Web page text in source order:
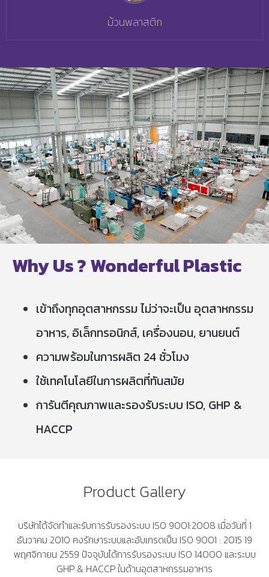
ม้วนพลาสติก
Why Us ? Wonderful Plastic
เข้าถึงทุกอุตสาหกรรม ไม่ว่าจะเป็น อุตสาหกรรม
อาหาร, อิเล็กทรอนิกส์, เครื่องนอน, ยานยนต์
ความพร้อมในการผลิต 24 ชั่วโมง
ใช้เทคโนโลยีในการผลิตที่ทันสมัย
การันตีคุณภาพและรองรับระบบ ISO, GHP &
HACCP
Product Gallery
บริษัทได้จัดทำและรับการรับรองระบบ ISO 9001:2008 เมื่อวันที่ 1
ธันวาคม 2010 คงรักษาระบบและอับเกรดเป็น ISO 9001 : 2015 19
พฤศจิกายน 2559 ปัจจุบันได้การรับรองระบบ ISO 14000 และระบบ
GHP & HACCP ในด้านอุตสาหกรรมอาหาร